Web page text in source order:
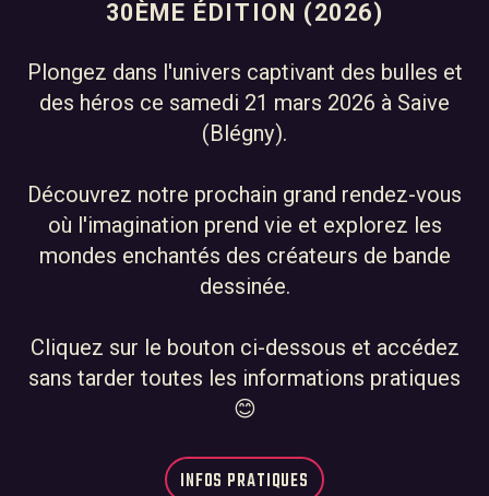
30ÈME ÉDITION (2026)
Plongez dans l'univers captivant des bulles et
des héros ce samedi 21 mars 2026 à Saive
(Blégny).
Découvrez notre prochain grand rendez-vous
où l'imagination prend vie et explorez les
mondes enchantés des créateurs de bande
dessinée.
Cliquez sur le bouton ci-dessous et accédez
sans tarder toutes les informations pratiques
😊
INFOS PRATIQUES